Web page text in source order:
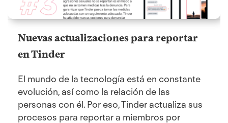
Nuevas actualizaciones para reportar
en Tinder
El mundo de la tecnología está en constante
evolución, así como la relación de las
personas con él. Por eso, Tinder actualiza sus
procesos para reportar a miembros por